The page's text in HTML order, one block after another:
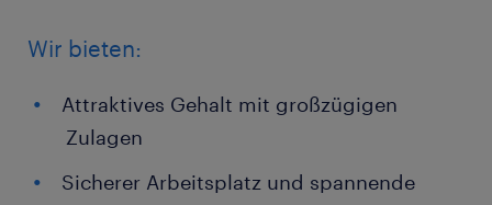
Wir bieten:
Attraktives Gehalt mit großzügigen
Zulagen
Sicherer Arbeitsplatz und spannende